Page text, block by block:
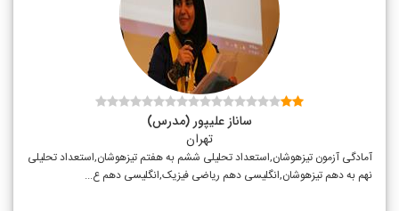
ساناز علیپور (مدرس)
تهران
آمادگی آزمون تیزهوشان,استعداد تحلیلی ششم به هفتم تیزهوشان,استعداد تحلیلی
نهم به دهم تیزهوشان,انگلیسی دهم ریاضی فیزیک,انگلیسی دهم ع...